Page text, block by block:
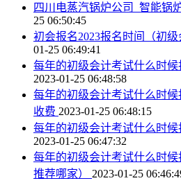
四川电蒸汽锅炉公司_智能锅
25 06:50:45
初会报名2023报名时间（初
01-25 06:49:41
每年的初级会计考试什么时
2023-01-25 06:48:58
每年的初级会计考试什么时
收费 2023-01-25 06:48:15
每年的初级会计考试什么时
2023-01-25 06:47:32
每年的初级会计考试什么时
推荐哪家） 2023-01-25